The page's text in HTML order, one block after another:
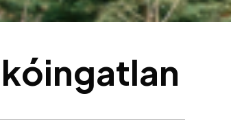
kóingatlan